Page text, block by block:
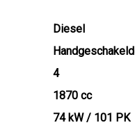
Diesel
Handgeschakeld
4
1870 cc
74 kW / 101 PK